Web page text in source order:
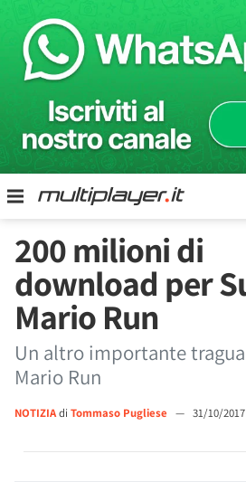
200 milioni di
download per
Mario Run
Un altro importante
Mario Run
NOTIZIAdi Tommaso Pugliese — 31/10/2017